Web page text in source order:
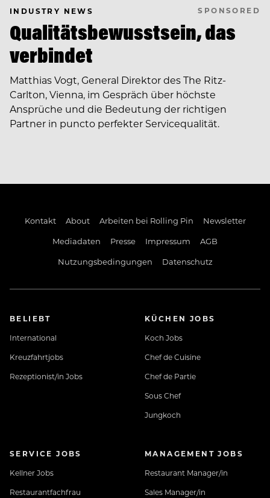
INDUSTRY NEWS SPONSORED
Qualitätsbewusstsein, das
verbindet
Matthias Vogt, General Direktor des The Ritz-
Carlton, Vienna, im Gespräch über höchste
Ansprüche und die Bedeutung der richtigen
Partner in puncto perfekter Servicequalität.
Kontakt About Arbeiten bei Rolling Pin
Newsletter
Mediadaten
Presse Impressum
AGB
Nutzungsbedingungen
Datenschutz
BELIEBT
International
Kreuzfahrtjobs
Rezeptionist/in Jobs
KÜCHEN JOBS
Koch Jobs
Chef de Cuisine
Chef de Partie
Sous Chef
Jungkoch
SERVICE JOBS
Kellner Jobs
Restaurantfachfrau
MANAGEMENT JOBS
Restaurant Manager/in
Sales Manager/in